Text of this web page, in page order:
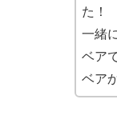
た！
一緒
ベア
ベア